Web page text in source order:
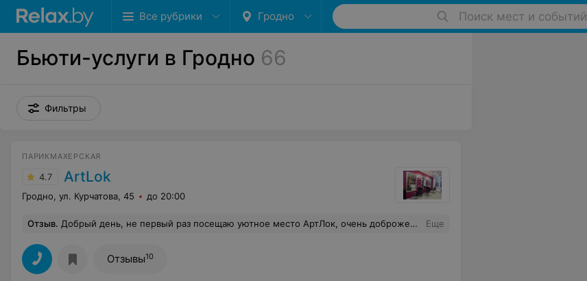
Все рубрики Гродно Поиск мест и событий
Бьюти-услуги в Гродно 66
Фильтры
ПАРИКМАХЕРСКАЯ
4.7 ArtLok
Гродно, ул. Курчатова, 45 до 20:00
Отзыв. Добрый день, не первый раз посещаю уютное место АртЛок, очень доброжелательные и профессиональные мастера. Особое спасибо Анне, очень хороший парикмахер и знает толк в моде. Еще
Отзывы10